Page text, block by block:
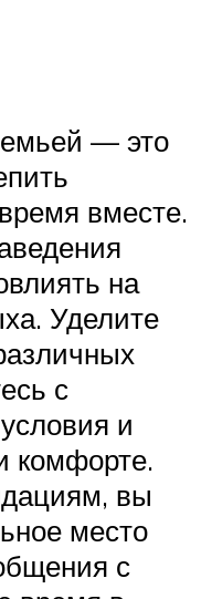
— это
вместе.
на
Уделите
с
и
комфорте.
вы
место
с